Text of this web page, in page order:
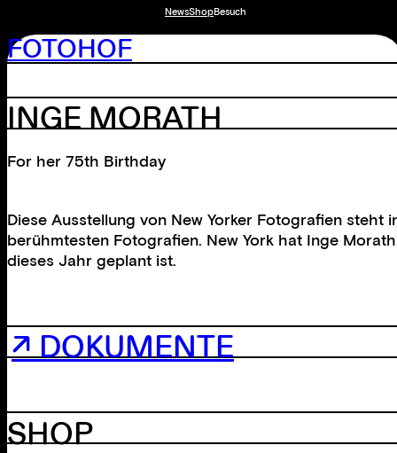
NewsShopBesuch
FOTOHOF
INGE MORATH
For her 75th Birthday
Diese Ausstellung von New Yorker Fotografien
berühmtesten Fotografien. New York hat Inge
dieses Jahr geplant ist.
↗ DOKUMENTE
SHOP